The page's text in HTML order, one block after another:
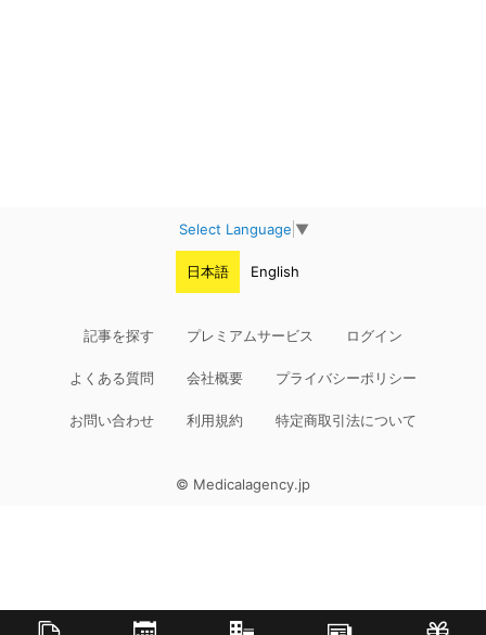
Select Language ▼
日本語 English
記事を探す プレミアムサービス ログイン
よくある質問 会社概要 プライバシーポリシー
お問い合わせ 利用規約 特定商取引法について
© Medicalagency.jp